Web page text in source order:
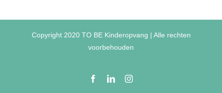
Copyright 2020 TO BE Kinderopvang | Alle rechten
voorbehouden
FacebookLinkedInInstagram